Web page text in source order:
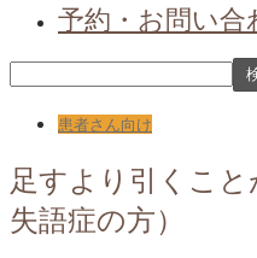
予約・お問い合
患者さん向け
足すより引くこと
失語症の方）